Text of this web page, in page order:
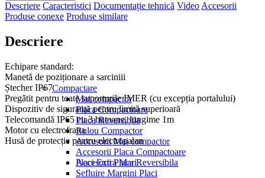
Placi Extra Mari
Sefluire Margini Placi
Compactare
Mai compactor
Placa Compactoare
Placa Reversibila
Rulou Compactor
Accesorii Mai compactor
Accesorii Placa Compactoare
Accesorii Placa Reversibila
Descriere Caracteristici Documentație tehnică Video Accesorii
Produse conexe Produse similare
Descriere
Echipare standard:
Manetă de poziționare a sarciniii
Ștecher IP67
Pregătit pentru toate suporturile IMER (cu excepția portalului)
Dispozitiv de siguranță pentru limită superioară
Telecomandă IP65 cu 3 butoane, lungime 1m
Motor cu electrofrana
Husă de protecție pentru electropalan